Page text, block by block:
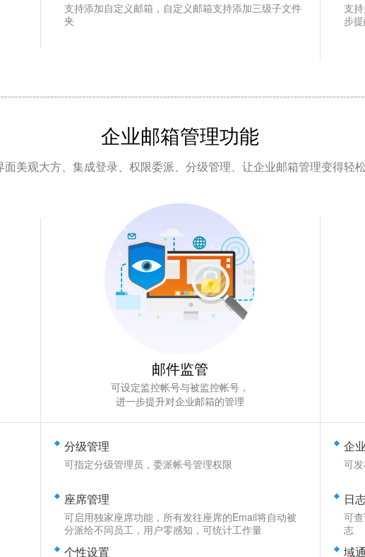
支持添加自定义邮箱，自定义邮箱支持添加三级子文件
夹
支
步
企业邮箱管理功能
面美观大方、集成登录、权限委派、分级管理、让企业邮箱管理变得轻
邮件监管
可设定监控帐号与被监控帐号，
进一步提升对企业邮箱的管理
分级管理
可指定分级管理员，委派帐号管理权限
座席管理
可启用独家座席功能，所有发往座席的Email将自动被
分派给不同员工，用户零感知，可统计工作量
个性设置
企
可
日
可
志
域